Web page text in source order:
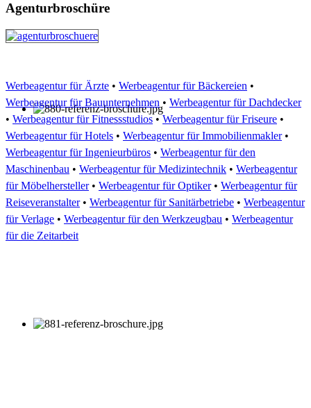
Agenturbroschüre
Werbeagentur für Ärzte • Werbeagentur für Bäckereien •
Werbeagentur für Bauunternehmen • Werbeagentur für Dachdecker
• Werbeagentur für Fitnessstudios • Werbeagentur für Friseure •
Werbeagentur für Hotels • Werbeagentur für Immobilienmakler•
Werbeagentur für Ingenieurbüros • Werbeagentur für den
Maschinenbau • Werbeagentur für Medizintechnik • Werbeagentur
für Möbelhersteller• Werbeagentur für Optiker• Werbeagentur für
Reiseveranstalter• Werbeagentur für Sanitärbetriebe • Werbeagentur
für Verlage • Werbeagentur für den Werkzeugbau • Werbeagentur
für die Zeitarbeit